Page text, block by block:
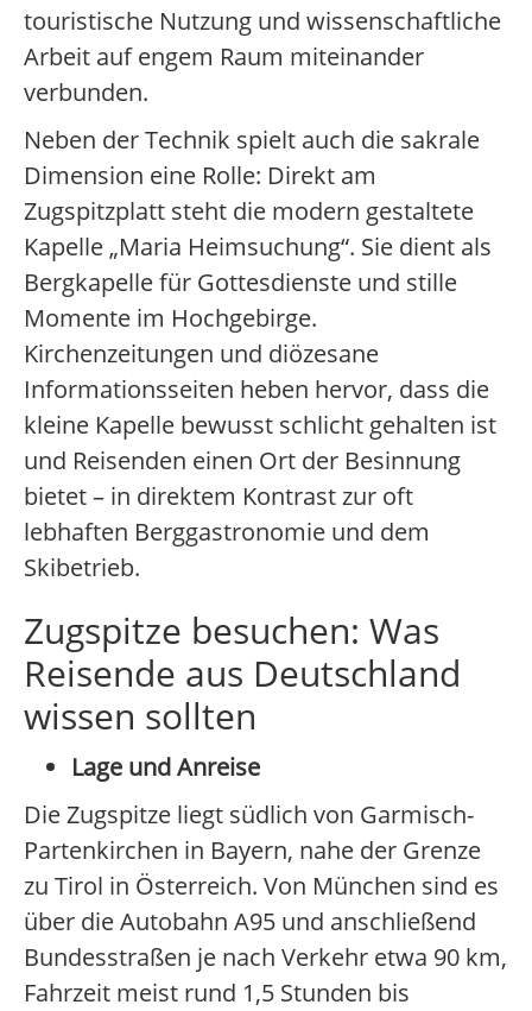
touristische Nutzung und wissenschaftliche
Arbeit auf engem Raum miteinander
verbunden.
Neben der Technik spielt auch die sakrale
Dimension eine Rolle: Direkt am
Zugspitzplatt steht die modern gestaltete
Kapelle „Maria Heimsuchung“. Sie dient als
Bergkapelle für Gottesdienste und stille
Momente im Hochgebirge.
Kirchenzeitungen und diözesane
Informationsseiten heben hervor, dass die
kleine Kapelle bewusst schlicht gehalten ist
und Reisenden einen Ort der Besinnung
bietet – in direktem Kontrast zur oft
lebhaften Berggastronomie und dem
Skibetrieb.
Zugspitze besuchen: Was
Reisende aus Deutschland
wissen sollten
Lage und Anreise
Die Zugspitze liegt südlich von Garmisch-
Partenkirchen in Bayern, nahe der Grenze
zu Tirol in Österreich. Von München sind es
über die Autobahn A95 und anschließend
Bundesstraßen je nach Verkehr etwa 90 km,
Fahrzeit meist rund 1,5 Stunden bis